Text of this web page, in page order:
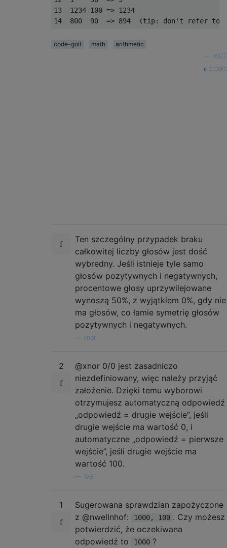
13  1234 100 => 1234
code-golf math
arithmetic
WBT
źródło
Ten szczególny przypadek braku
całkowitej liczby głosów jest dość
wybredny. Jeśli istnieje tyle samo
głosów pozytywnych i negatywnych,
procentowe głosy uprzywilejowane
wynoszą 50%, z wyjątkiem 0%, gdy nie
ma głosów, co łamie symetrię głosów
pozytywnych i negatywnych.
xnor
2
@xnor 0/0 jest zasadniczo
niezdefiniowany, więc należy przyjąć
założenie. Dzięki temu wyborowi
otrzymujesz automatyczną odpowiedź
„odpowiedź = drugie wejście”, jeśli
drugie wejście ma wartość 0, i
automatyczne „odpowiedź = pierwsze
wejście”, jeśli drugie wejście ma
wartość 100.
WBT
1
Sugerowana sprawdzian zapożyczone
z @nwellnhof:
1000, 100 . Czy możesz
potwierdzić, że oczekiwana
odpowiedź to
1000 ?